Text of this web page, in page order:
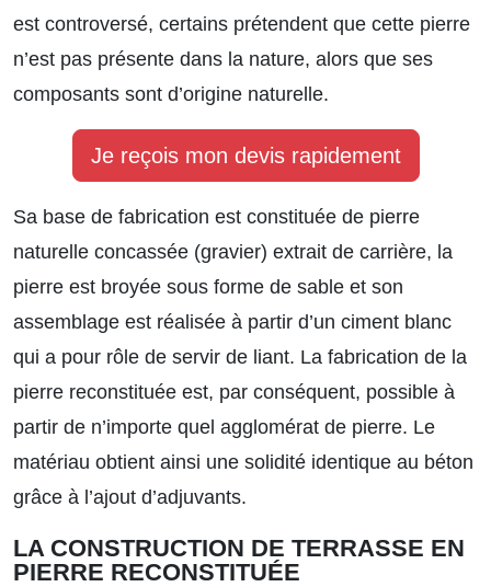
est controversé, certains prétendent que cette pierre
n’est pas présente dans la nature, alors que ses
composants sont d’origine naturelle.
Je reçois mon devis rapidement
Sa base de fabrication est constituée de pierre
naturelle concassée (gravier) extrait de carrière, la
pierre est broyée sous forme de sable et son
assemblage est réalisée à partir d’un ciment blanc
qui a pour rôle de servir de liant. La fabrication de la
pierre reconstituée est, par conséquent, possible à
partir de n’importe quel agglomérat de pierre. Le
matériau obtient ainsi une solidité identique au béton
grâce à l’ajout d’adjuvants.
LA CONSTRUCTION DE TERRASSE EN
PIERRE RECONSTITUÉE